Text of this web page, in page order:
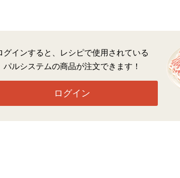
グインすると、レシピで使用されている
パルシステムの商品が注文できます！
ログイン